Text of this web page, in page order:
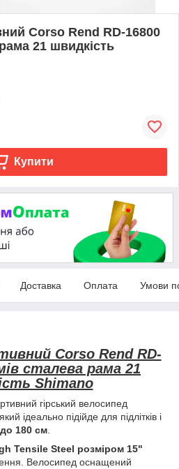
Corso Rend RD-16800
21 швидкість
Купити
Доставка Оплата Умови
Corso Rend RD-
сталева рама 21
Shimano
гірський велосипед
ідеально підійде для підлітків і
180 см.
Tensile Steel розміром 15"
Велосипед оснащений